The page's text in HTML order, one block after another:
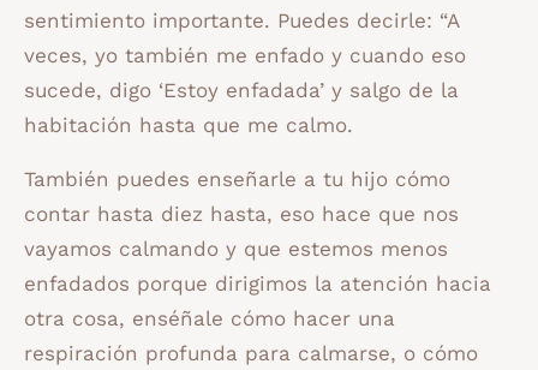
sentimiento importante. Puedes decirle: “A
veces, yo también me enfado y cuando eso
sucede, digo ‘Estoy enfadada’ y salgo de la
habitación hasta que me calmo.
También puedes enseñarle a tu hijo cómo
contar hasta diez hasta, eso hace que nos
vayamos calmando y que estemos menos
enfadados porque dirigimos la atención hacia
otra cosa, enséñale cómo hacer una
respiración profunda para calmarse, o cómo